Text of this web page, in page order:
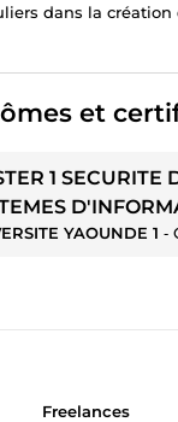
dans la
et
1 SECURITE
YAOUNDE 1 ‐
Freelances